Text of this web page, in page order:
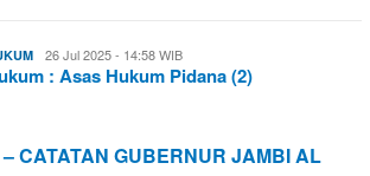
26 Jul 2025 - 14:58 WIB
: Asas Hukum Pidana (2)
CATATAN GUBERNUR JAMBI AL